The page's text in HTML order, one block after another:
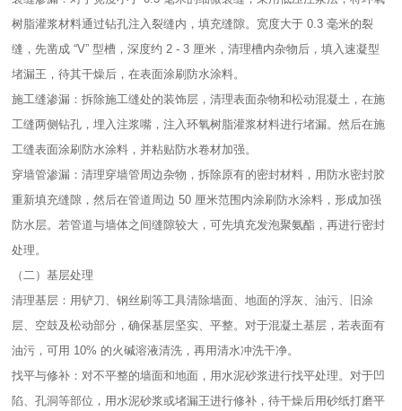
树脂灌浆材料通过钻孔注入裂缝内，填充缝隙。宽度大于 0.3 毫米的裂
缝，先凿成 “V” 型槽，深度约 2 - 3 厘米，清理槽内杂物后，填入速凝型
堵漏王，待其干燥后，在表面涂刷防水涂料。​
施工缝渗漏：拆除施工缝处的装饰层，清理表面杂物和松动混凝土，在施
工缝两侧钻孔，埋入注浆嘴，注入环氧树脂灌浆材料进行堵漏。然后在施
工缝表面涂刷防水涂料，并粘贴防水卷材加强。​
穿墙管渗漏：清理穿墙管周边杂物，拆除原有的密封材料，用防水密封胶
重新填充缝隙，然后在管道周边 50 厘米范围内涂刷防水涂料，形成加强
防水层。若管道与墙体之间缝隙较大，可先填充发泡聚氨酯，再进行密封
处理。​
（二）基层处理​
清理基层：用铲刀、钢丝刷等工具清除墙面、地面的浮灰、油污、旧涂
层、空鼓及松动部分，确保基层坚实、平整。对于混凝土基层，若表面有
油污，可用 10% 的火碱溶液清洗，再用清水冲洗干净。​
找平与修补：对不平整的墙面和地面，用水泥砂浆进行找平处理。对于凹
陷、孔洞等部位，用水泥砂浆或堵漏王进行修补，待干燥后用砂纸打磨平